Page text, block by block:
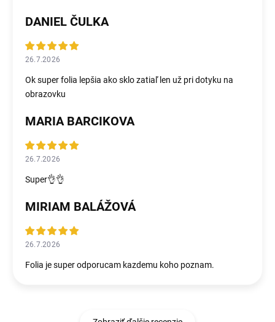
DANIEL ČULKA
26.7.2026
Ok super folia lepšia ako sklo zatiaľ len už pri dotyku na
obrazovku
MARIA BARCIKOVA
26.7.2026
Super👌👌
MIRIAM BALÁŽOVÁ
26.7.2026
Folia je super odporucam kazdemu koho poznam.